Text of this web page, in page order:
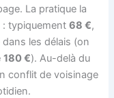
La pratique la
: typiquement68 €,
dans les délais (on
180 €). Au-delà du
conflit de voisinage